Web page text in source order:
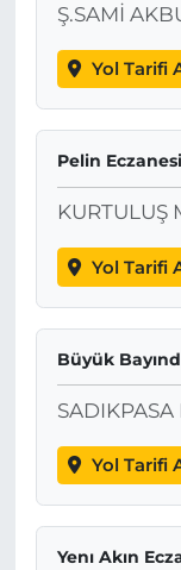
Ş.SAMİ
Yol Tarifi
Pelin Eczanesi
KURTULUŞ
Yol Tarifi
Büyük
SADIKPASA
Yol Tarifi
Yenı Akın